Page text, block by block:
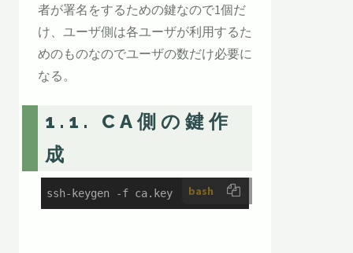
者が署名をするための鍵なので1個だ
け、ユーザ側は各ユーザが利用するた
めのものなのでユーザの数だけ必要に
なる。
1.1. CA側の鍵作
成
bash
ssh-keygen -f ca.key